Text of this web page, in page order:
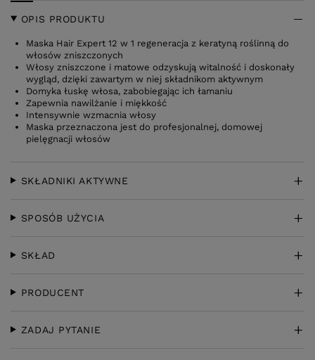
OPIS PRODUKTU
Maska Hair Expert 12 w 1 regeneracja z keratyną roślinną do
włosów zniszczonych
Włosy zniszczone i matowe odzyskują witalność i doskonały
wygląd, dzięki zawartym w niej składnikom aktywnym
Domyka łuskę włosa, zabobiegając ich łamaniu
Zapewnia nawilżanie i miękkość
Intensywnie wzmacnia włosy
Maska przeznaczona jest do profesjonalnej, domowej
pielęgnacji włosów
SKŁADNIKI AKTYWNE
SPOSÓB UŻYCIA
SKŁAD
PRODUCENT
ZADAJ PYTANIE